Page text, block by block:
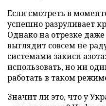
Если смотреть в
успешно разруливает
Однако на отрезке
выглядит совсем не
системами закиси
использовать, но ни
работать в таком
Значит ли это, что у